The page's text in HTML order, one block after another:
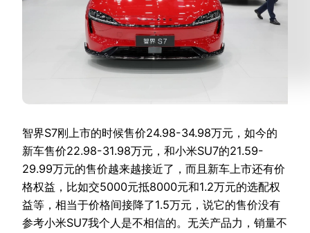
智界S7刚上市的时候售价24.98-34.98万元，如今的
新车售价22.98-31.98万元，和小米SU7的21.59-
29.99万元的售价越来越接近了，而且新车上市还有价
格权益，比如交5000元抵8000元和1.2万元的选配权
益等，相当于价格间接降了1.5万元，说它的售价没有
参考小米SU7我个人是不相信的。无关产品力，销量不